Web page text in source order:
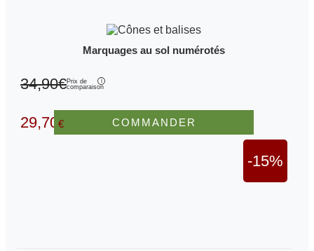
Marquages au sol numérotés
34,90€Prix de
comparaison
29,70€
-15%
COMMANDER